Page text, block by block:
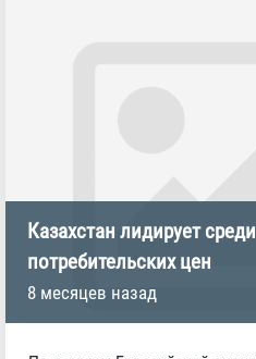
Казахстан лидирует
потребительских цен
8 месяцев назад